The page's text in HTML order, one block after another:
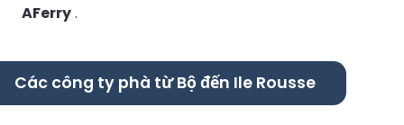
AFerry.
Các công ty phà từ Bộ đến Ile Rousse